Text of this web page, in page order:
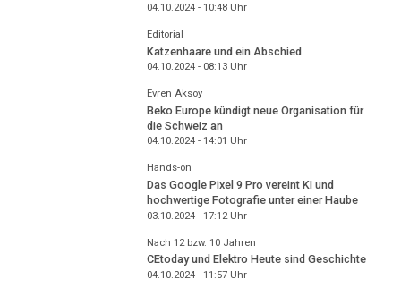
04.10.2024 - 10:48Uhr
Editorial
Katzenhaare und ein Abschied
04.10.2024 - 08:13Uhr
Evren Aksoy
Beko Europe kündigt neue Organisation für
die Schweiz an
04.10.2024 - 14:01 Uhr
Hands-on
Das Google Pixel 9 Pro vereint KI und
hochwertige Fotografie unter einer Haube
03.10.2024 - 17:12Uhr
Nach 12 bzw. 10 Jahren
CEtoday und Elektro Heute sind Geschichte
04.10.2024 - 11:57Uhr